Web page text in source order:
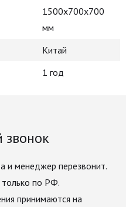
1500х700х700
мм
Китай
1 год
звонок
и менеджер перезвонит.
только по РФ.
принимаются на